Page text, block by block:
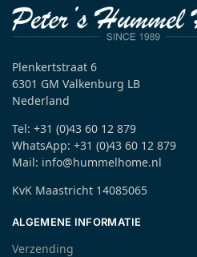
Plenkertstraat 6
6301 GM Valkenburg LB
Nederland
Tel: +31 (0)43 60 12 879
WhatsApp: +31 (0)43 60 12 879
Mail: info@hummelhome.nl
KvK Maastricht 14085065
ALGEMENE INFORMATIE
Verzending